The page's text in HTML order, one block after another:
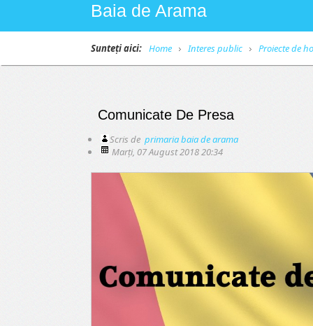
Baia de Arama
Sunteți aici: Home Interes public Proiecte de
Comunicate De Presa
Scris de primaria baia de arama
Marți, 07 August 2018 20:34